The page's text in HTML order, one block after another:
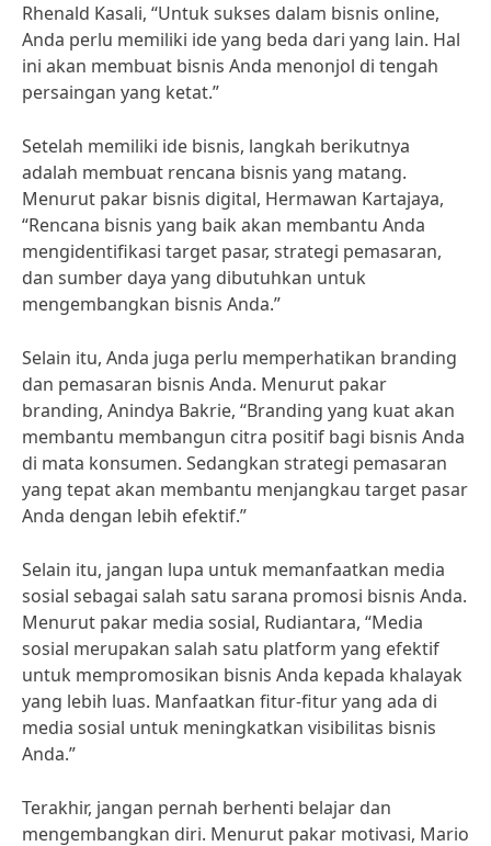
Rhenald Kasali, “Untuk sukses dalam bisnis online,
Anda perlu memiliki ide yang beda dari yang lain. Hal
ini akan membuat bisnis Anda menonjol di tengah
persaingan yang ketat.”
Setelah memiliki ide bisnis, langkah berikutnya
adalah membuat rencana bisnis yang matang.
Menurut pakar bisnis digital, Hermawan Kartajaya,
“Rencana bisnis yang baik akan membantu Anda
mengidentifikasi target pasar, strategi pemasaran,
dan sumber daya yang dibutuhkan untuk
mengembangkan bisnis Anda.”
Selain itu, Anda juga perlu memperhatikan branding
dan pemasaran bisnis Anda. Menurut pakar
branding, Anindya Bakrie, “Branding yang kuat akan
membantu membangun citra positif bagi bisnis Anda
di mata konsumen. Sedangkan strategi pemasaran
yang tepat akan membantu menjangkau target pasar
Anda dengan lebih efektif.”
Selain itu, jangan lupa untuk memanfaatkan media
sosial sebagai salah satu sarana promosi bisnis Anda.
Menurut pakar media sosial, Rudiantara, “Media
sosial merupakan salah satu platform yang efektif
untuk mempromosikan bisnis Anda kepada khalayak
yang lebih luas. Manfaatkan fitur-fitur yang ada di
media sosial untuk meningkatkan visibilitas bisnis
Anda.”
Terakhir, jangan pernah berhenti belajar dan
mengembangkan diri. Menurut pakar motivasi, Mario